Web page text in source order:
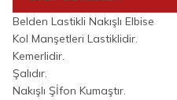
Belden Lastikli Nakışlı Elbise
Kol Manşetleri Lastiklidir.
Kemerlidir.
Şalıdır.
Nakışlı Şİfon Kumaştır.